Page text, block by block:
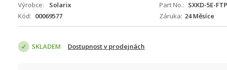
Výrobce Solarix Part No.
SXKD-5E-
Kód
00069577 Záruka 24 Měsíce
SKLADEM Dostupnost v prodejnách